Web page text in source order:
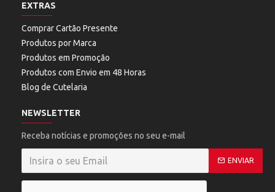
EXTRAS
Comprar Cartão Presente
Produtos por Marca
Produtos em Promoção
Produtos com Envio em 48 Horas
Blog de Cutelaria
NEWSLETTER
Receba notícias e promoções no seu e-mail
ENVIAR